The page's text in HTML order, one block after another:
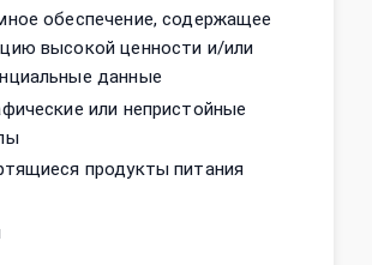
обеспечение, содержащее
высокой ценности и/или
данные
или непристойные
продукты питания